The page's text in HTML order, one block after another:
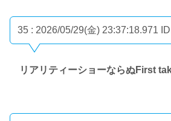
35 : 2026/05/29(金) 23:37:18.971
リアリティーショーならぬFirst